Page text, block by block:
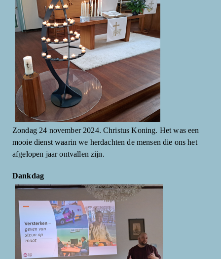
Zondag 24 november 2024. Christus Koning. Het was een
mooie dienst waarin we herdachten de mensen die ons het
afgelopen jaar ontvallen zijn.
Dankdag